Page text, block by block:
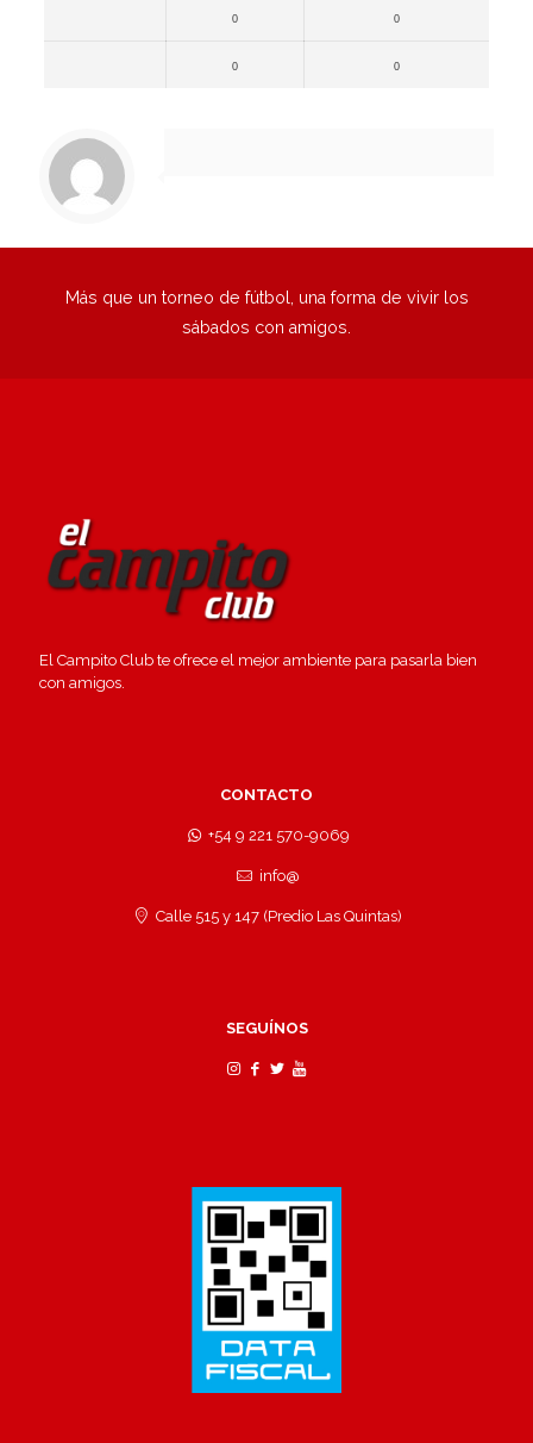
0 0
0 0
Más que un torneo de fútbol, una forma de vivir los
sábados con amigos.
El Campito Club te ofrece el mejor ambiente para pasarla bien
con amigos.
CONTACTO
+54 9 221 570-9069
info@
Calle 515 y 147 (Predio Las Quintas)
SEGUÍNOS